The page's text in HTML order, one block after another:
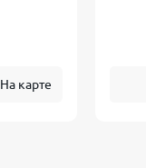
На карте